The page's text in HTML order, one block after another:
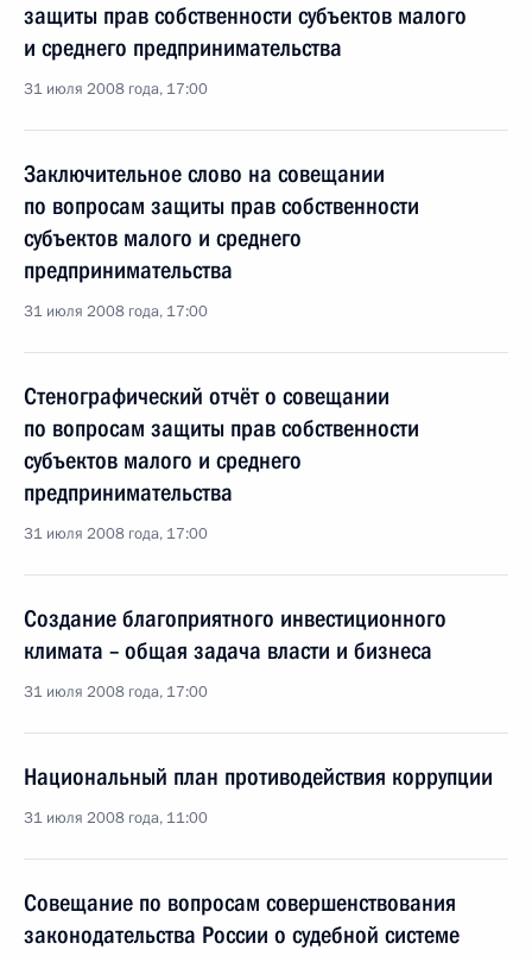
защиты прав собственности субъектов малого
и среднего предпринимательства
31 июля 2008 года, 17:00
Заключительное слово на совещании
по вопросам защиты прав собственности
субъектов малого и среднего
предпринимательства
31 июля 2008 года, 17:00
Стенографический отчёт о совещании
по вопросам защиты прав собственности
субъектов малого и среднего
предпринимательства
31 июля 2008 года, 17:00
Создание благоприятного инвестиционного
климата – общая задача власти и бизнеса
31 июля 2008 года, 17:00
Национальный план противодействия коррупции
31 июля 2008 года, 11:00
Совещание по вопросам совершенствования
законодательства России о судебной системе